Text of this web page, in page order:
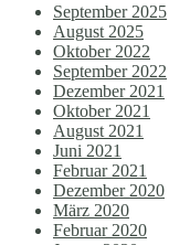
September 2025
August 2025
Oktober 2022
September 2022
Dezember 2021
Oktober 2021
August 2021
Juni 2021
Februar 2021
Dezember 2020
März 2020
Februar 2020